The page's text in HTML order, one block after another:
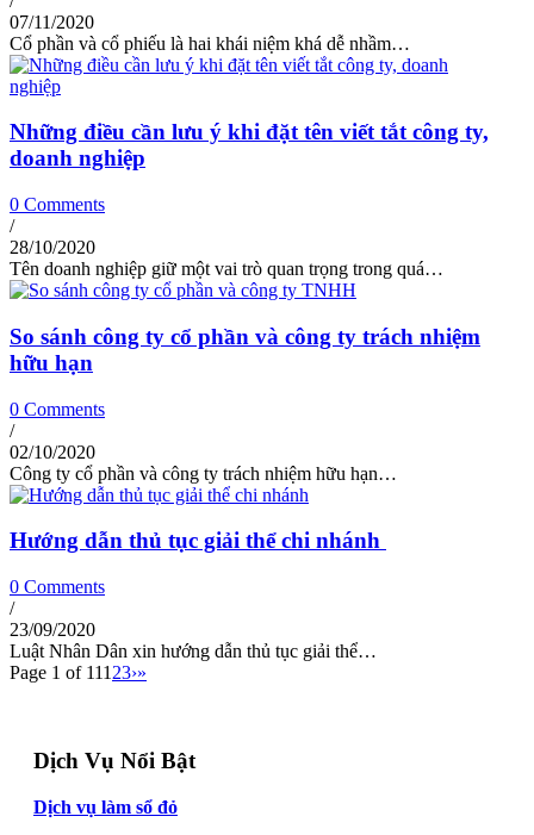
07/11/2020
Cổ phần và cổ phiếu là hai khái niệm khá dễ nhầm…
Những điều cần lưu ý khi đặt tên viết tắt công ty,
doanh nghiệp
0 Comments
/
28/10/2020
Tên doanh nghiệp giữ một vai trò quan trọng trong quá…
So sánh công ty cổ phần và công ty trách nhiệm
hữu hạn
0 Comments
/
02/10/2020
Công ty cổ phần và công ty trách nhiệm hữu hạn…
Hướng dẫn thủ tục giải thể chi nhánh
0 Comments
/
23/09/2020
Luật Nhân Dân xin hướng dẫn thủ tục giải thể…
Page 1 of 111 23›»
Dịch Vụ Nổi Bật
Dịch vụ làm sổ đỏ